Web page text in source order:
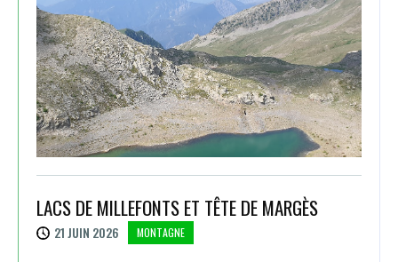
LACS DE MILLEFONTS ET TÊTE DE MARGÈS
21 JUIN 2026 MONTAGNE